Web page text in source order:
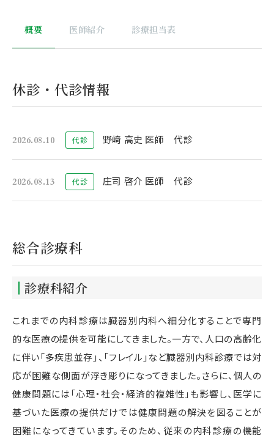
概要 医師紹介 診療担当表
休診・代診情報
2026.08.10 代診 野﨑 高史 医師 代診
2026.08.13 代診 庄司 啓介 医師 代診
総合診療科
診療科紹介
これまでの内科診療は臓器別内科へ細分化することで専門
的な医療の提供を可能にしてきました。一方で、人口の高齢化
に伴い「多疾患並存」、「フレイル」など臓器別内科診療では対
応が困難な側面が浮き彫りになってきました。さらに、個人の
健康問題には「心理・社会・経済的複雑性」も影響し、医学に
基づいた医療の提供だけでは健康問題の解決を図ることが
困難になってきています。そのため、従来の内科診療の機能